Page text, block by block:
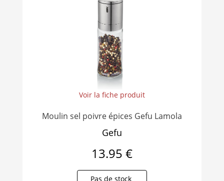
Voir la fiche produit
Moulin sel poivre épices Gefu Lamola
Gefu
13.95 €
Pas de stock